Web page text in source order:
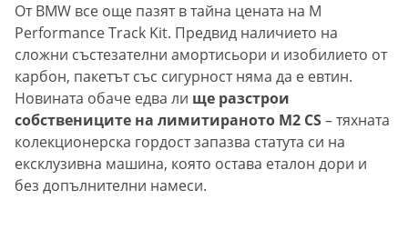
От BMW все още пазят в тайна цената на M
Performance Track Kit. Предвид наличието на
сложни състезателни амортисьори и изобилието от
карбон, пакетът със сигурност няма да е евтин.
Новината обаче едва ли ще разстрои
собствениците на лимитираното M2 CS– тяхната
колекционерска гордост запазва статута си на
ексклузивна машина, която остава еталон дори и
без допълнителни намеси.